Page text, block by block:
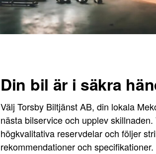
Din bil är i säkra
Välj Torsby Biltjänst AB, din lokala
nästa bilservice och upplev
högkvalitativa reservdelar och följer
rekommendationer och specifikationer.